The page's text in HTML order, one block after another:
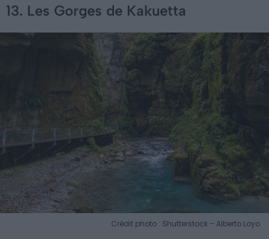
13. Les Gorges de Kakuetta
Crédit photo : Shutterstock – Alberto Loyo